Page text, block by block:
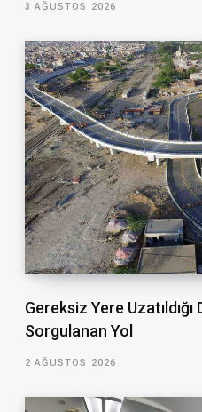
3 AĞUSTOS 2026
Gereksiz Yere Uzatıldığı
Sorgulanan Yol
2 AĞUSTOS 2026